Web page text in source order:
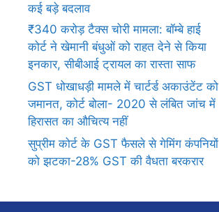
कई बड़े बदलाव
₹340 करोड़ टैक्स चोरी मामला: बॉम्बे हाई
कोर्ट ने खेमानी बंधुओं को राहत देने से किया
इनकार, सीबीआई ट्रायल का रास्ता साफ
GST धोखाधड़ी मामले में चार्टर्ड अकाउंटेंट को
जमानत, कोर्ट बोला- 2020 से लंबित जांच में
हिरासत का औचित्य नहीं
सुप्रीम कोर्ट के GST फैसले से गेमिंग कंपनियों
को झटका-28% GST की वैधता बरकरार